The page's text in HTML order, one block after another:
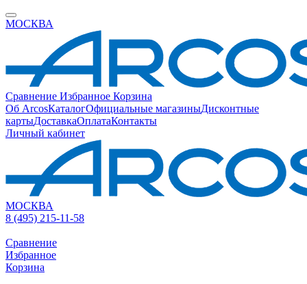
МОСКВА
Сравнение Избранное Корзина
Об ArcosКаталогОфициальные магазиныДисконтные
картыДоставкаОплатаКонтакты
Личный кабинет
МОСКВА
8 (495) 215-11-58
Сравнение
Избранное
Корзина